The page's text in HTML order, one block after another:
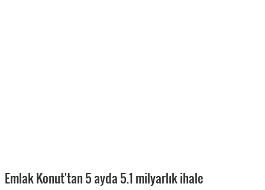
Emlak Konut'tan 5 ayda 5.1 milyarlık ihale